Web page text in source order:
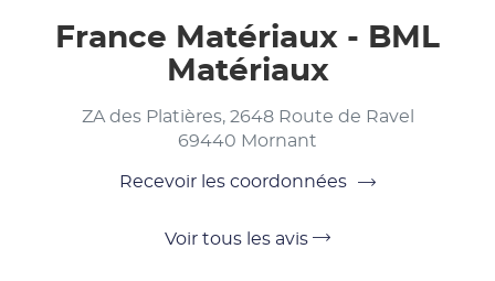
France Matériaux - BML
Matériaux
ZA des Platières, 2648 Route de Ravel
69440 Mornant
Recevoir les coordonnées
du
venteVoir tous les avis Voir